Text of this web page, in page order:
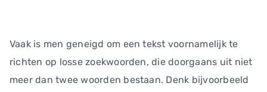
Vaak is men geneigd om een tekst voornamelijk te
richten op losse zoekwoorden, die doorgaans uit niet
meer dan twee woorden bestaan. Denk bijvoorbeeld